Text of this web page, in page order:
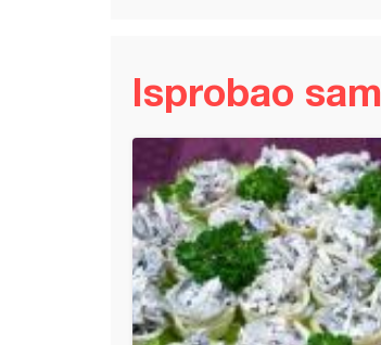
Isprobao sam
boranija sa batacima